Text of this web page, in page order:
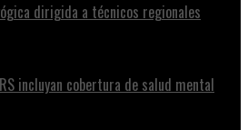
dirigida a técnicos regionales
incluyan cobertura de salud mental